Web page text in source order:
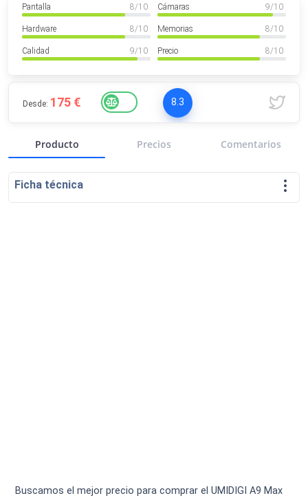
Luchinen
Uruguay
Hola me gustaría saber Si el celula...
VER MÁS
Pantalla 8/ 10 Cámaras 9/ 10
Hardware 8/ 10 Memorias 8/ 10
Calidad 9/ 10 Precio 8/ 10
Desde: 175 € 8.3
Producto Precios Comentarios
Ficha técnica
Buscamos el mejor precio para comprar el UMIDIGI A9 Max
Descargas Comparativas